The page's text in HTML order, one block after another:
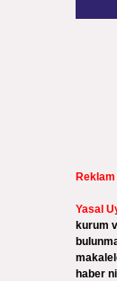
Yasal
kurum
haber